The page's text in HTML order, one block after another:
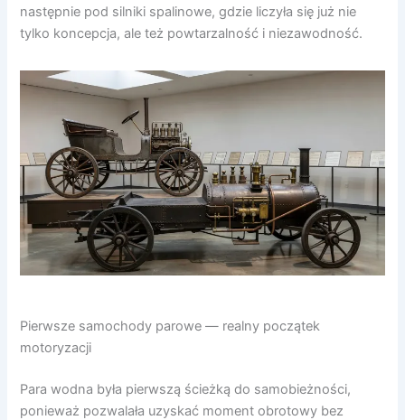
następnie pod silniki spalinowe, gdzie liczyła się już nie
tylko koncepcja, ale też powtarzalność i niezawodność.
Pierwsze samochody parowe — realny początek
motoryzacji
Para wodna była pierwszą ścieżką do samobieżności,
ponieważ pozwalała uzyskać moment obrotowy bez